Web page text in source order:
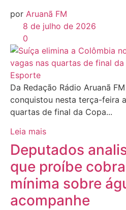
por Aruanã FM
8 de julho de 2026
0
Esporte
Da Redação Rádio Aruanã
conquistou nesta terça-feira
quartas de final da Copa...
Leia mais
Deputados
que proíbe
mínima sobre
acompanhe